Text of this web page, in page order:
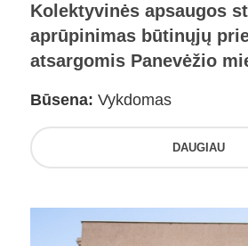
Kolektyvinės apsaugos
aprūpinimas būtinųjų
atsargomis Panevėžio
Būsena: Vykdomas
DAUGIAU